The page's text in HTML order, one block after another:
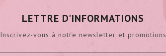
LETTRE D'INFORMATIONS
Inscrivez-vous à notre newsletter et promotions